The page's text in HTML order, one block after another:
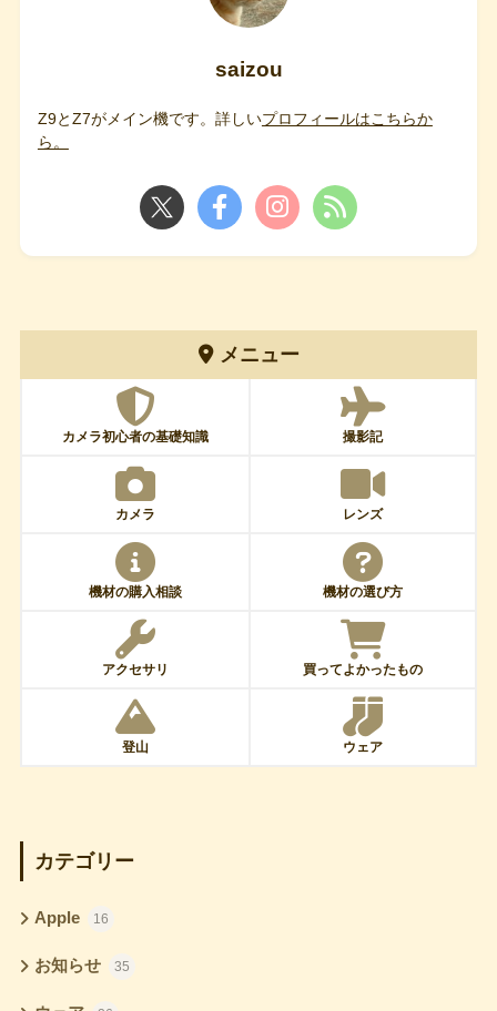
saizou
Z9とZ7がメイン機です。詳しいプロフィールはこちらか
ら。
メニュー
カメラ初心者の基礎知識 撮影記
カメラ レンズ
機材の購入相談 機材の選び方
アクセサリ 買ってよかったもの
登山 ウェア
カテゴリー
Apple 16
お知らせ 35